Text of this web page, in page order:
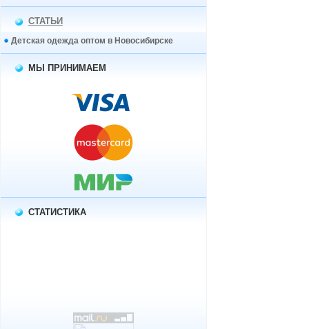
СТАТЬИ
Детская одежда оптом в Новосибирске
МЫ ПРИНИМАЕМ
СТАТИСТИКА